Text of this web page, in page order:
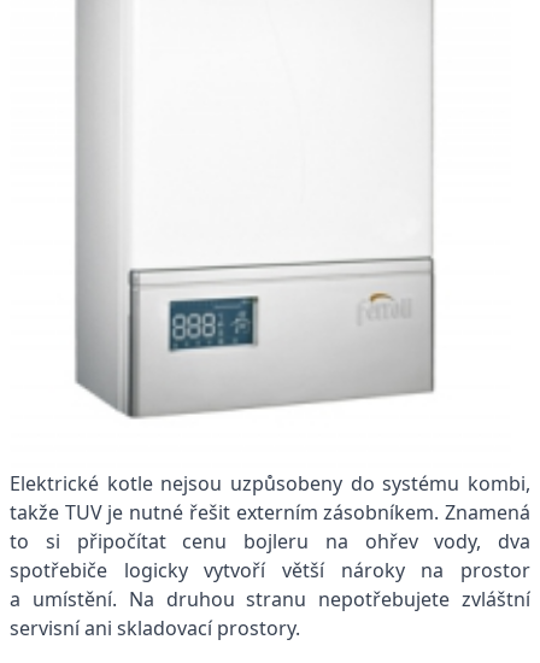
Elektrické kotle nejsou uzpůsobeny do systému kombi,
takže TUV je nutné řešit externím zásobníkem. Znamená
to si připočítat cenu bojleru na ohřev vody, dva
spotřebiče logicky vytvoří větší nároky na prostor
a umístění. Na druhou stranu nepotřebujete zvláštní
servisní ani skladovací prostory.